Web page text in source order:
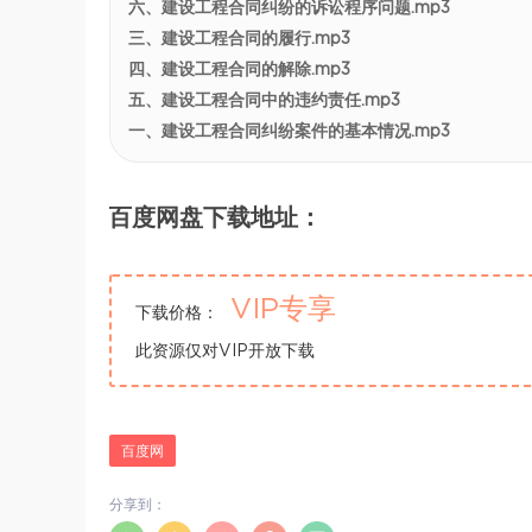
六、建设工程合同纠纷的诉讼程序问题.mp3
三、建设工程合同的履行.mp3
四、建设工程合同的解除.mp3
五、建设工程合同中的违约责任.mp3
一、建设工程合同纠纷案件的基本情况.mp3
百度网盘下载地址：
下载价格： VIP专享
此资源仅对VIP开放下载
百度网
分享到：